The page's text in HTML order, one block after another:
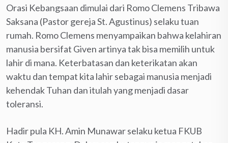
Orasi Kebangsaan dimulai dari Romo Clemens Tribawa
Saksana (Pastor gereja St. Agustinus) selaku tuan
rumah. Romo Clemens menyampaikan bahwa kelahiran
manusia bersifat Given artinya tak bisa memilih untuk
lahir di mana. Keterbatasan dan keterikatan akan
waktu dan tempat kita lahir sebagai manusia menjadi
kehendak Tuhan dan itulah yang menjadi dasar
toleransi.
Hadir pula KH. Amin Munawar selaku ketua FKUB